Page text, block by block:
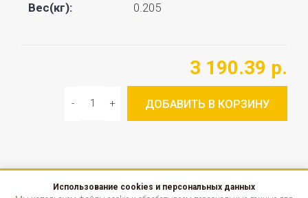
Вес(кг): 0.205
3 190.39 р.
ДОБАВИТЬ В КОРЗИНУ
КАТАЛОГ
Использование cookies и персональных данных